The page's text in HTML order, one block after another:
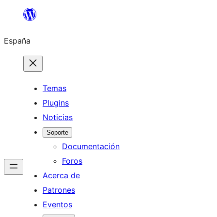
Saltar
contenido
España
Temas
Plugins
Noticias
Soporte
Documentación
Foros
Acerca de
Patrones
Eventos